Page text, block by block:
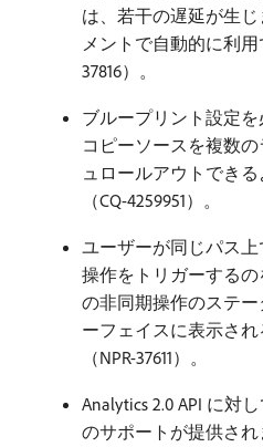
は、若干の遅延が生じ
メントで自動的に利用
37816）。
ブループリント設定
コピーソースを複数
ュロールアウトでき
（CQ-4259951）。
ユーザーが同じパス
操作をトリガーする
の非同期操作のステ
ーフェイスに表示さ
（NPR-37611）。
Analytics 2.0 API に対
のサポートが提供され